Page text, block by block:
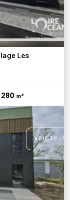
Les
280 m²
VOIR